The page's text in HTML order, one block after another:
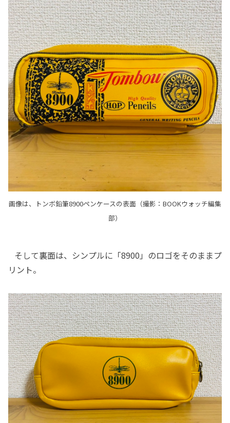
画像は、トンボ鉛筆8900ペンケースの表面（撮影：BOOKウォッチ編集
部）
そして裏面は、シンプルに「8900」のロゴをそのままプ
リント。